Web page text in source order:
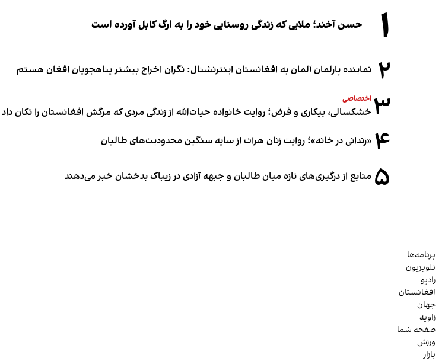
۱ حسن آخند؛ ملایی که زندگی روستایی خود را به ارگ کابل آورده است
۲ نماینده پارلمان آلمان به افغانستان اینترنشنال: نگران اخراج بیشتر پناهجویان افغان هستم
۳ اختصاصی
خشکسالی، بیکاری و قرض؛ روایت خانواده حیات‌الله از زندگی مردی که مرگش افغانستان را تکان داد
۴ «زندانی در خانه»؛ روایت زنان هرات از سایه سنگین محدودیت‌های طالبان
۵ منابع از درگیری‌های تازه میان طالبان و جبهه آزادی در زیباک بدخشان خبر می‌دهند
برنامه‌ها
تلویزیون
رادیو
افغانستان
جهان
زاویه
صفحه شما
ورزش
بازار